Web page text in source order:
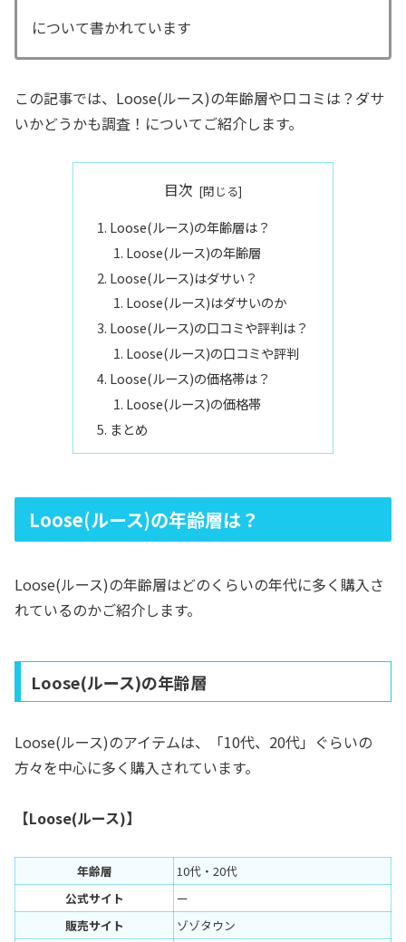
について書かれています
この記事では、Loose(ルース)の年齢層や口コミは？ダサ
いかどうかも調査！についてご紹介します。
目次
Loose(ルース)の年齢層は？
Loose(ルース)の年齢層
Loose(ルース)はダサい？
Loose(ルース)はダサいのか
Loose(ルース)の口コミや評判は？
Loose(ルース)の口コミや評判
Loose(ルース)の価格帯は？
Loose(ルース)の価格帯
まとめ
Loose(ルース)の年齢層は？
Loose(ルース)の年齢層はどのくらいの年代に多く購入さ
れているのかご紹介します。
Loose(ルース)の年齢層
Loose(ルース)のアイテムは、「10代、20代」ぐらいの
方々を中心に多く購入されています。
【Loose(ルース)】
年齢層
10代・20代
公式サイト
ー
販売サイト
ゾゾタウン